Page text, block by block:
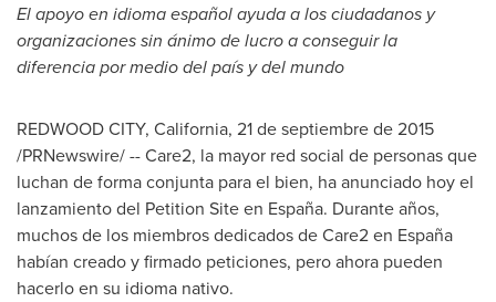
El apoyo en idioma español ayuda a los ciudadanos y
organizaciones sin ánimo de lucro a conseguir la
diferencia por medio del país y del mundo
REDWOOD CITY, California, 21 de septiembre de 2015
/PRNewswire/ -- Care2, la mayor red social de personas que
luchan de forma conjunta para el bien, ha anunciado hoy el
lanzamiento del Petition Site en España. Durante años,
muchos de los miembros dedicados de Care2 en España
habían creado y firmado peticiones, pero ahora pueden
hacerlo en su idioma nativo.